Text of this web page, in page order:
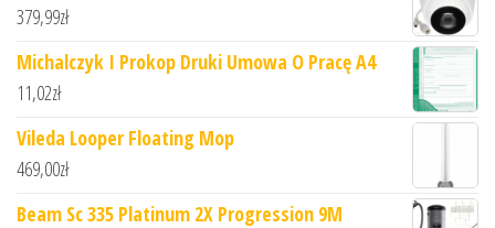
379,99zł
Michalczyk I Prokop Druki Umowa O Pracę A4
11,02zł
Vileda Looper Floating Mop
469,00zł
Beam Sc 335 Platinum 2X Progression 9M